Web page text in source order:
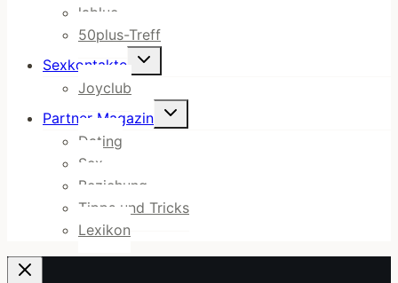
lablue
50plus-Treff
Sexkontakte
Untermenü
umschalten
Joyclub
Partner Magazin
Untermenü
umschalten
Dating
Sex
Beziehung
Tipps und Tricks
Lexikon